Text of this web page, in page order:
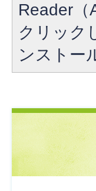
Reader
クリック
ンストー